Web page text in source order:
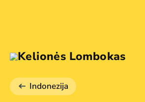
Kelionės Lombokas
Indonezija